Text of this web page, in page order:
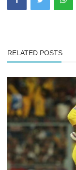
RELATED POSTS